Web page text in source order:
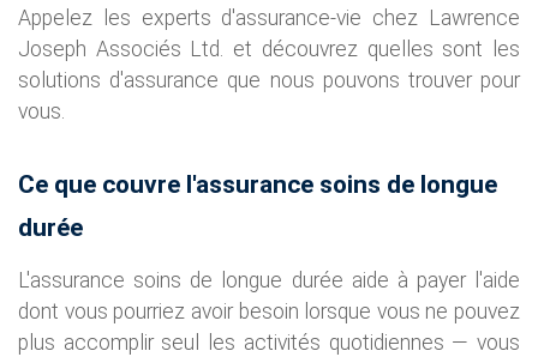
Appelez les experts d'assurance-vie chez Lawrence
Joseph Associés Ltd. et découvrez quelles sont les
solutions d'assurance que nous pouvons trouver pour
vous.
Ce que couvre l'assurance soins de longue
durée
L'assurance soins de longue durée aide à payer l'aide
dont vous pourriez avoir besoin lorsque vous ne pouvez
plus accomplir seul les activités quotidiennes — vous